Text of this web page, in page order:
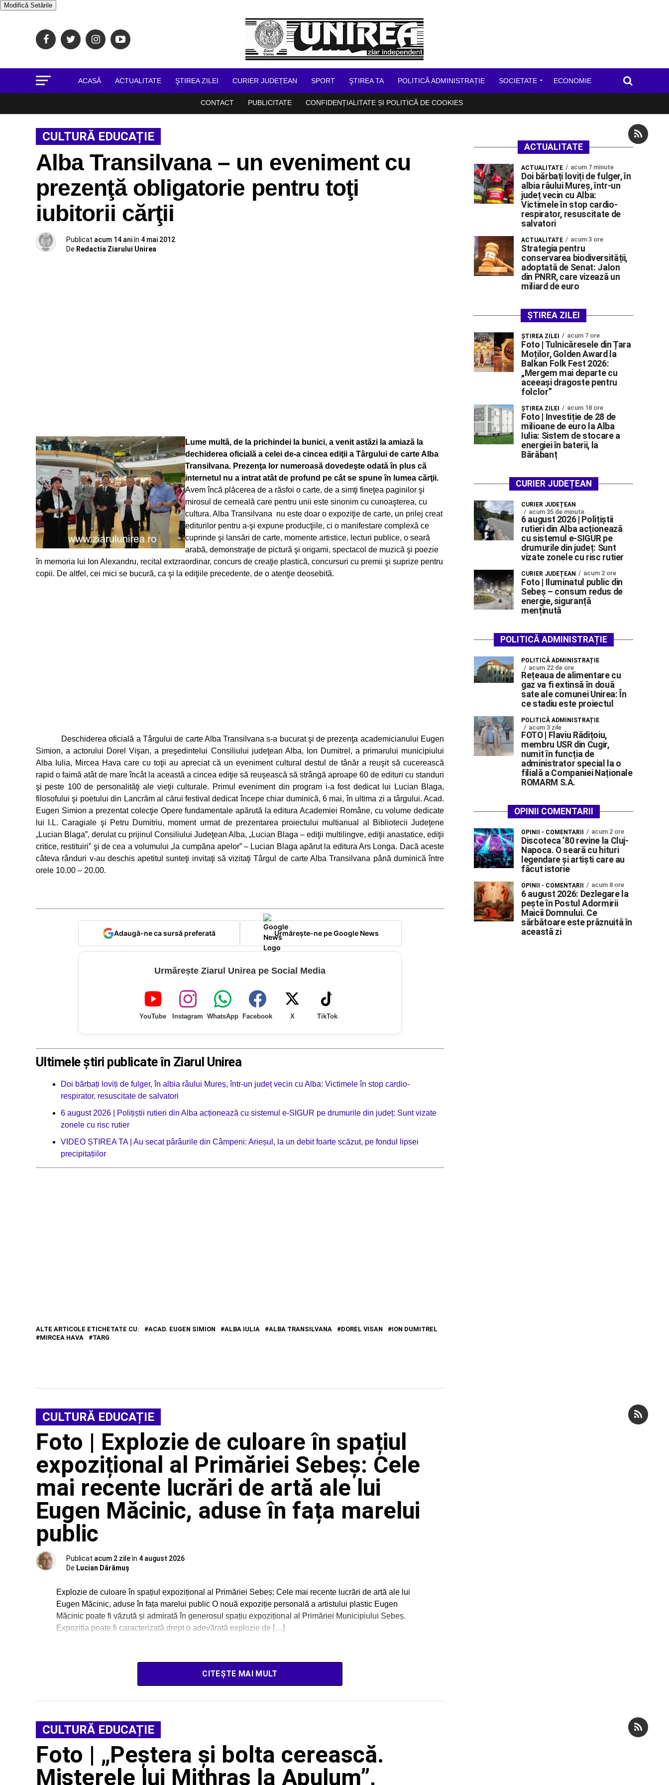
Modifică Setările
ACASĂ ACTUALITATE ŞTIREA ZILEI CURIER JUDEȚEAN SPORT ŞTIREA TA POLITICĂ ADMINISTRAȚIE SOCIETATE ECONOMIE
CONTACT PUBLICITATE CONFIDENȚIALITATE ȘI POLITICĂ DE COOKIES
CULTURĂ EDUCAȚIE
Alba Transilvana – un eveniment cu
prezenţă obligatorie pentru toţi
iubitorii cărţii
Publicat acum 14 aniîn 4 mai 2012
De Redactia Ziarului Unirea
Lume multă, de la prichindei la bunici, a venit astăzi la amiază la
dechiderea oficială a celei de-a cincea ediţii a Târgului de carte Alba
Transilvana. Prezenţa lor numeroasă dovedeşte odată în plus că
internetul nu a intrat atât de profund pe cât se spune în lumea cărţii.
Avem încă plăcerea de a răsfoi o carte, de a simţi fineţea paginilor şi
mirosul de cerneală care pentru unii este sinonim cu cunoaşterea, cu
cultura. Alba Transilvana nu este doar o expoziţie de carte, un prilej creat
editurilor pentru a-şi expune producţiile, ci o manifestare complexă ce
cuprinde şi lansări de carte, momente artistice, lecturi publice, o seară
arabă, demonstraţie de pictură şi origami, spectacol de muzică şi poezie
în memoria lui Ion Alexandru, recital extzraordinar, concurs de creaţie plastică, concursuri cu premii şi suprize pentru
copii. De altfel, cei mici se bucură, ca şi la ediţiile precedente, de o atenţie deosebită.
Deschiderea oficială a Târgului de carte Alba Transilvana s-a bucurat şi de prezenţa academicianului Eugen
Simion, a actorului Dorel Vişan, a preşedintelui Consiliului judeţean Alba, Ion Dumitrel, a primarului municipiului
Alba Iulia, Mircea Hava care cu toţii au apreciat că un eveniment cultural destul de tânăr a reuşit să cucerească
rapid o faimă atât de mare încât la această a cincea ediţie să reuşească să strângă aproape 60 de edituri cu standuri
şi peste 100 de personalităţi ale vieţii culturale. Primul eveniment din program i-a fost dedicat lui Lucian Blaga,
filosofului şi poetului din Lancrăm al cărui festival dedicat începe chiar duminică, 6 mai, în ultima zi a târgului. Acad.
Eugen Simion a prezentat colecţie Opere fundamentale apărută la editura Academiei Române, cu volume dedicate
lui I.L. Caragiale şi Petru Dumitriu, moment urmat de prezentarea proiectului multianual al Bibliotecii Judeţene
„Lucian Blaga”, derulat cu prijinul Consiliului Judeţean Alba, „Lucian Blaga – ediţii multilingve, ediţii anastatice, ediţii
critice, restituiri” şi de cea a volumului „la cumpăna apelor” – Lucian Blaga apărut la editura Ars Longa. Dacă aceste
câteva rânduri v-au deschis apetitul sunteţi invitaţi să vizitaţi Târgul de carte Alba Transilvana până duminică între
orele 10.00 – 20.00.
Adaugă-ne ca sursă preferată Urmărește-ne pe Google News
Urmărește Ziarul Unirea pe Social Media
YouTube Instagram WhatsApp Facebook X TikTok
Ultimele știri publicate în Ziarul Unirea
Doi bărbați loviți de fulger, în albia râului Mureș, într-un județ vecin cu Alba: Victimele în stop cardio-
respirator, resuscitate de salvatori
6 august 2026 | Polițiștii rutieri din Alba acționează cu sistemul e-SIGUR pe drumurile din județ: Sunt vizate
zonele cu risc rutier
VIDEO ȘTIREA TA | Au secat pârâurile din Câmpeni: Arieșul, la un debit foarte scăzut, pe fondul lipsei
precipitațiilor
ALTE ARTICOLE ETICHETATE CU: ACAD. EUGEN SIMION ALBA IULIA ALBA TRANSILVANA DOREL VISAN
ION DUMITREL
MIRCEA HAVA
TARG
CULTURĂ EDUCAȚIE
Foto | Explozie de culoare în spațiul
expozițional al Primăriei Sebeș: Cele
mai recente lucrări de artă ale lui
Eugen Măcinic, aduse în fața marelui
public
Publicat acum 2 zileîn 4 august 2026
De Lucian Dărămuș
Explozie de culoare în spațiul expozițional al Primăriei Sebeș: Cele mai recente lucrări de artă ale lui
Eugen Măcinic, aduse în fața marelui public O nouă expoziție personală a artistului plastic Eugen
Măcinic poate fi văzută și admirată în generosul spațiu expozițional al Primăriei Municipiului Sebeș.
Expoziția poate fi caracterizată drept o adevărată explozie de […]
CITEȘTE MAI MULT
CULTURĂ EDUCAȚIE
Foto | „Peștera și bolta cerească.
Misterele lui Mithras la Apulum”,
ACTUALITATE
ACTUALITATE acum 7 minute
Doi bărbați loviți de fulger, în
albia râului Mureș, într-un
județ vecin cu Alba:
Victimele în stop cardio-
respirator, resuscitate de
salvatori
ACTUALITATE acum 3 ore
Strategia pentru
conservarea biodiversității,
adoptată de Senat: Jalon
din PNRR, care vizează un
miliard de euro
ȘTIREA ZILEI
ŞTIREA ZILEI acum 7 ore
Foto | Tulnicăresele din Țara
Moților, Golden Award la
Balkan Folk Fest 2026:
„Mergem mai departe cu
aceeași dragoste pentru
folclor”
ŞTIREA ZILEI acum 18 ore
Foto | Investiție de 28 de
milioane de euro la Alba
Iulia: Sistem de stocare a
energiei în baterii, la
Bărăbanț
CURIER JUDEȚEAN
CURIER JUDEȚEAN
acum 35 de minute
6 august 2026 | Polițiștii
rutieri din Alba acționează
cu sistemul e-SIGUR pe
drumurile din județ: Sunt
vizate zonele cu risc rutier
CURIER JUDEȚEAN acum 2 ore
Foto | Iluminatul public din
Sebeș – consum redus de
energie, siguranță
menținută
POLITICĂ ADMINISTRAȚIE
POLITICĂ ADMINISTRAȚIE
acum 22 de ore
Rețeaua de alimentare cu
gaz va fi extinsă în două
sate ale comunei Unirea: În
ce stadiu este proiectul
POLITICĂ ADMINISTRAȚIE
acum 3 zile
FOTO | Flaviu Rădițoiu,
membru USR din Cugir,
numit în funcția de
administrator special la o
filială a Companiei Naționale
ROMARM S.A.
OPINII COMENTARII
OPINII - COMENTARII acum 2 ore
Discoteca ’80 revine la Cluj-
Napoca. O seară cu hituri
legendare și artiști care au
făcut istorie
OPINII - COMENTARII acum 8 ore
6 august 2026: Dezlegare la
pește în Postul Adormirii
Maicii Domnului. Ce
sărbătoare este prăznuită în
această zi